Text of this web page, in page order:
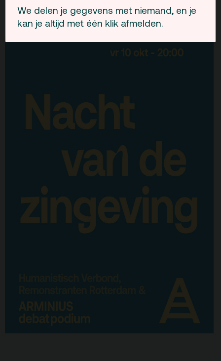
We delen je gegevens met niemand, en je
kan je altijd met één klik afmelden.